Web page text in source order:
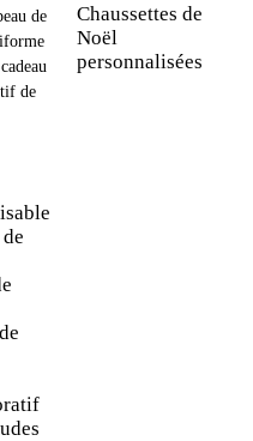
Chaussettes de
Noël
personnalisées